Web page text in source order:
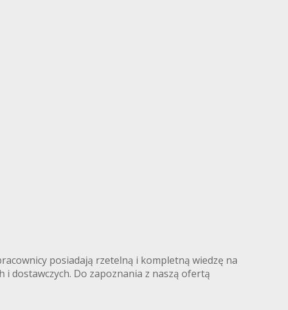
posiadają rzetelną i kompletną wiedzę na
dostawczych. Do zapoznania z naszą ofertą